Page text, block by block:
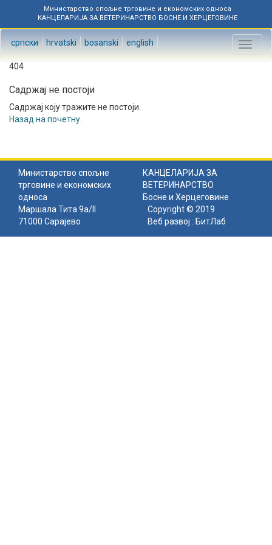
Министарство спољне трговине и економских односа
КАНЦЕЛАРИЈА ЗА ВЕТЕРИНАРСТВО БОСНЕ И ХЕРЦЕГОВИНЕ
српски hrvatski bosanski english
Toggle
404
Садржај не постоји
Садржај коју тражите не постоји.
Назад на почетну
Министарство спољне
трговине и економских
односа
КАНЦЕЛАРИЈА ЗА
ВЕТЕРИНАРСТВО
Босне и Херцеговине
Маршала Тита 9а/II
71000 Сарајево
Copyright © 2019
Веб развој : БитЛаб